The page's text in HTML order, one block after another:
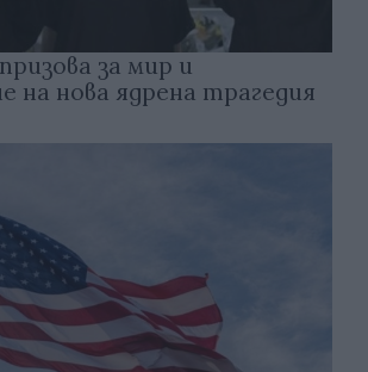
за мир и
на нова ядрена трагедия